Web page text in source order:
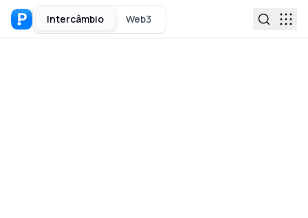
Intercâmbio Web3